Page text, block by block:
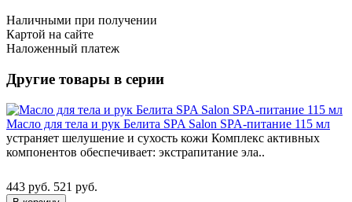
Наличными при получении
Картой на сайте
Наложенный платеж
Другие товары в серии
Масло для тела и рук Белита SPA Salon SPA-питание 115 мл
устраняет шелушение и сухость кожи Комплекс активных
компонентов обеспечивает: экстрапитание эла..
443 руб. 521 руб.